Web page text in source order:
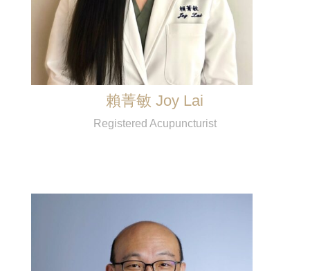
賴菁敏 Joy Lai
Registered Acupuncturist